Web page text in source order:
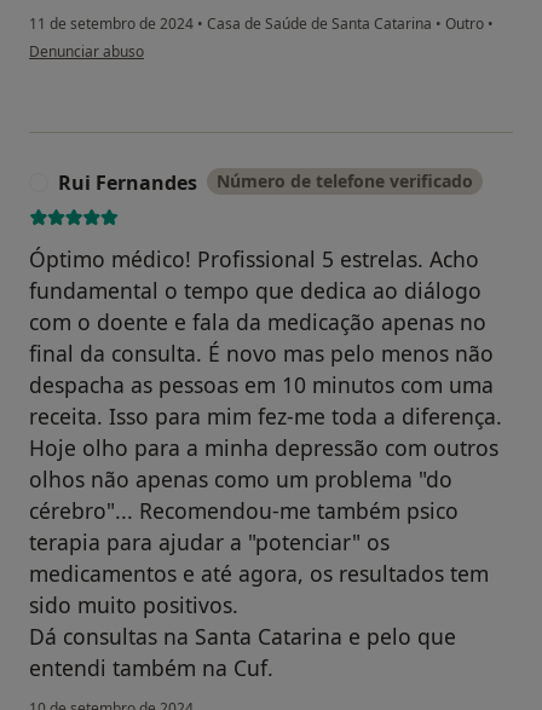
11 de setembro de 2024 • Casa de Saúde de Santa Catarina • Outro •
na opinião do utilizador João L.
Denunciar abuso
Rui Fernandes Número de telefone verificado
Óptimo médico! Profissional 5 estrelas. Acho
fundamental o tempo que dedica ao diálogo
com o doente e fala da medicação apenas no
final da consulta. É novo mas pelo menos não
despacha as pessoas em 10 minutos com uma
receita. Isso para mim fez-me toda a diferença.
Hoje olho para a minha depressão com outros
olhos não apenas como um problema "do
cérebro"... Recomendou-me também psico
terapia para ajudar a "potenciar" os
medicamentos e até agora, os resultados tem
sido muito positivos.
Dá consultas na Santa Catarina e pelo que
entendi também na Cuf.